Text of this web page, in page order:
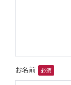
お名前 必須